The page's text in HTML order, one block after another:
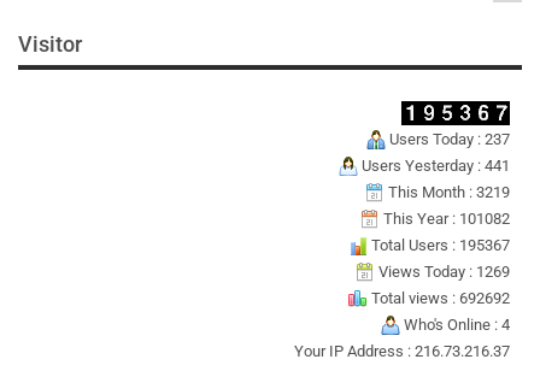
Visitor
Users Today : 237
Users Yesterday : 441
This Month : 3219
This Year : 101082
Total Users : 195367
Views Today : 1269
Total views : 692692
Who's Online : 4
Your IP Address : 216.73.216.37